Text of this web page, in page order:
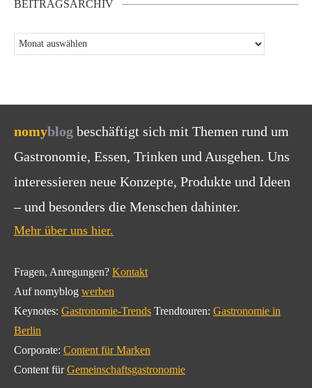
BEITRAGSARCHIV
nomyblog beschäftigt sich mit Themen rund um
Gastronomie, Essen, Trinken und Ausgehen. Uns
interessieren neue Konzepte, Produkte und Ideen
– und besonders die Menschen dahinter.
Mehr über uns hier.
Fragen, Anregungen? Kontakt
Auf nomyblog werben
Keynotes: Gastronomie-Trends Trendtouren: Gastronomie in
Berlin
Corporate: Content für Marken
Content fürGemeinschaftsgastronomie